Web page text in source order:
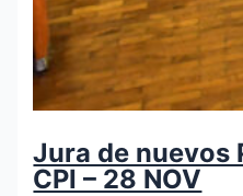
Jura de nuevos
CPI – 28 NOV